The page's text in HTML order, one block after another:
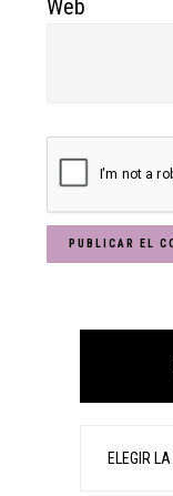
Web
Primary